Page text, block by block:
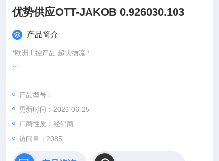
优势供应OTT-JAKOB 0.926030.103
产品简介
*欧洲工控产品 超快物流 *
：
：@
产品型号：
更新时间：2026-06-25
厂商性质：经销商
访问量：2085